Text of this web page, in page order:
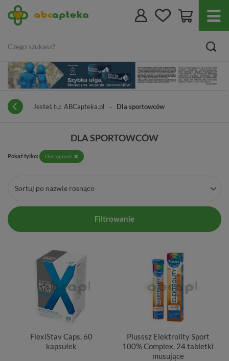
Jesteś tu: ABCapteka.pl Dla sportowców
DLA SPORTOWCÓW
Pokaż tylko: Dostępność
Sortuj po nazwie rosnąco
Filtrowanie
FlexiStav Caps, 60
kapsułek
Plusssz Elektrolity Sport
100% Complex, 24 tabletki
musujące